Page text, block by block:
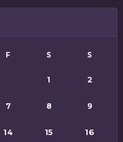
F S S
1 2
7 8 9
14 15 16